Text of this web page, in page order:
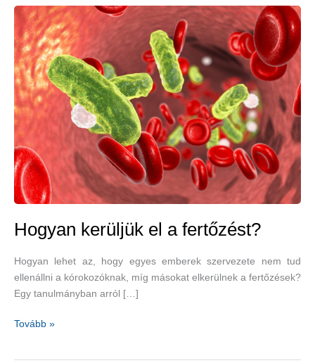
Hogyan kerüljük el a fertőzést?
Hogyan lehet az, hogy egyes emberek szervezete nem tud
ellenállni a kórokozóknak, míg másokat elkerülnek a fertőzések?
Egy tanulmányban arról […]
Hogyan
Tovább »